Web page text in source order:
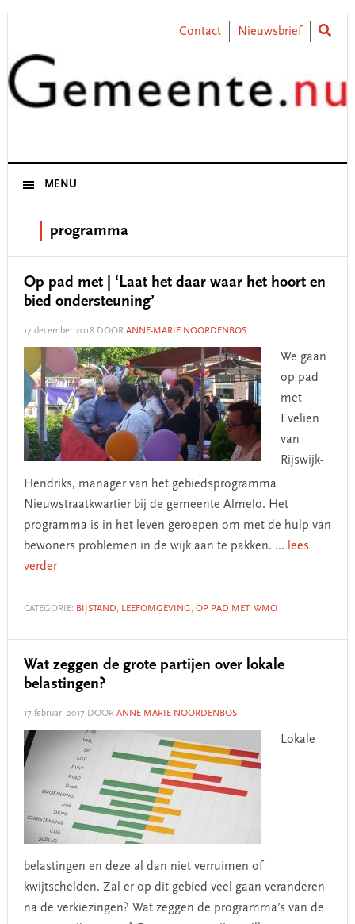
Skip
primary
navigation
Skip
content
Skip
primary
sidebar
Skip
footer
Contact Nieuwsbrief
MENU
programma
Op pad met | ‘Laat het daar waar het hoort en
bied ondersteuning’
17 december 2018DOOR ANNE-MARIE NOORDENBOS
We gaan
op pad
met
Evelien
van
Rijswijk-
Hendriks, manager van het gebiedsprogramma
Nieuwstraatkwartier bij de gemeente Almelo. Het
programma is in het leven geroepen om met de hulp van
bewoners problemen in de wijk aan te pakken. ... lees
verder
CATEGORIE: BIJSTAND, LEEFOMGEVING, OP PAD MET, WMO
Wat zeggen de grote partijen over lokale
belastingen?
17 februari 2017 DOOR ANNE-MARIE NOORDENBOS
Lokale
belastingen en deze al dan niet verruimen of
kwijtschelden. Zal er op dit gebied veel gaan veranderen
na de verkiezingen? Wat zeggen de programma’s van de